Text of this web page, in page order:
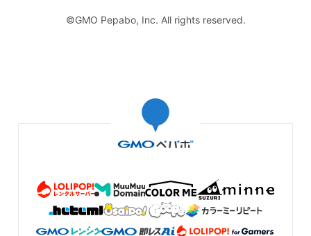
©GMO Pepabo, Inc. All rights reserved.